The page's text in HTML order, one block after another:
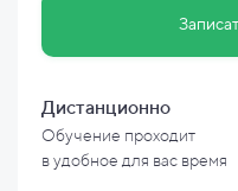
Дистанционно
Обучение проходит
вудобное для вас время